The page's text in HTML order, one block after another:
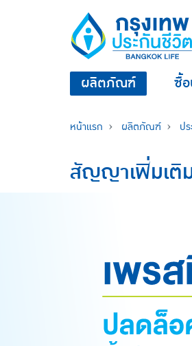
ผลิตภัณฑ์ ซื้
หน้าแรก ผลิตภัณฑ์ ป
สัญญาเพิ่มเติ